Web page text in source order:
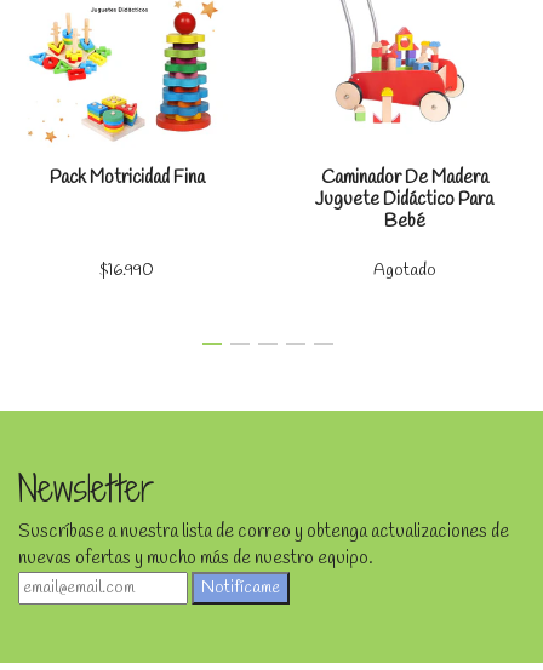
Pack Motricidad Fina
$16.990
Caminador De Madera
Juguete Didáctico Para
Bebé
Agotado
Newsletter
Suscríbase a nuestra lista de correo y obtenga actualizaciones de
nuevas ofertas y mucho más de nuestro equipo.
Notifícame